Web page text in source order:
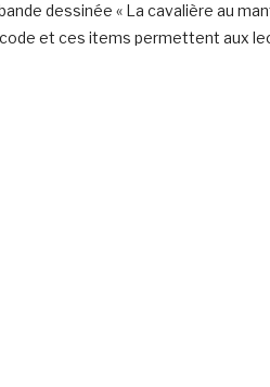
dessinée « La cavalière au
et ces items permettent aux